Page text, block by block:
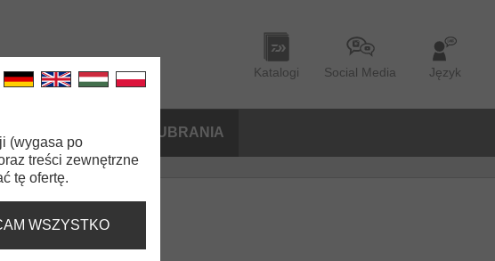
Katalogi Social Media Język
UBRANIA
(wygasa po
treści zewnętrzne
tę ofertę.
WSZYSTKO